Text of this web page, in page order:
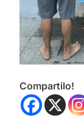
Compartilo!